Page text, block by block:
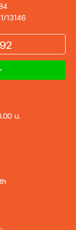
13146
น.